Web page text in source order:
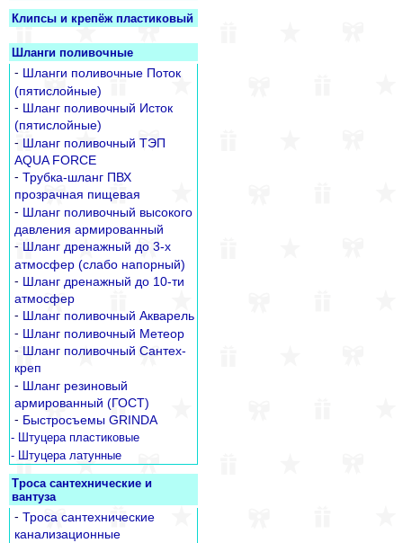
Клипсы и крепёж пластиковый
Шланги поливочные
- Шланги поливочные Поток
(пятислойные)
- Шланг поливочный Исток
(пятислойные)
- Шланг поливочный ТЭП
AQUA FORCE
- Трубка-шланг ПВХ
прозрачная пищевая
- Шланг поливочный высокого
давления армированный
- Шланг дренажный до 3-х
атмосфер (слабо напорный)
- Шланг дренажный до 10-ти
атмосфер
- Шланг поливочный Акварель
- Шланг поливочный Метеор
- Шланг поливочный Сантех-
креп
- Шланг резиновый
армированный (ГОСТ)
- Быстросъемы GRINDA
- Штуцера пластиковые
- Штуцера латунные
Троса сантехнические и
вантуза
- Троса сантехнические
канализационные